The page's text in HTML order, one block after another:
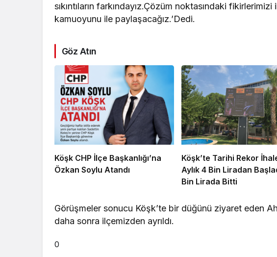
sıkıntıların farkındayız.Çözüm noktasındaki
kamuoyunu ile paylaşacağız.’Dedi.
Göz Atın
Köşk CHP İlçe Başkanlığı’na
Özkan Soylu Atandı
Köşk’te Tarihi Rekor
Aylık 4 Bin Liradan
Bin Lirada Bitti
Görüşmeler sonucu Köşk’te bir düğünü ziyaret eden
daha sonra ilçemizden ayrıldı.
0